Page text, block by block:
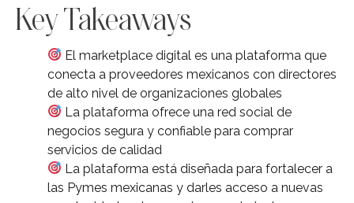
Key Takeaways
El marketplace digital es una plataforma que
conecta a proveedores mexicanos con directores
de alto nivel de organizaciones globales
La plataforma ofrece una red social de
negocios segura y confiable para comprar
servicios de calidad
La plataforma está diseñada para fortalecer a
las Pymes mexicanas y darles acceso a nuevas